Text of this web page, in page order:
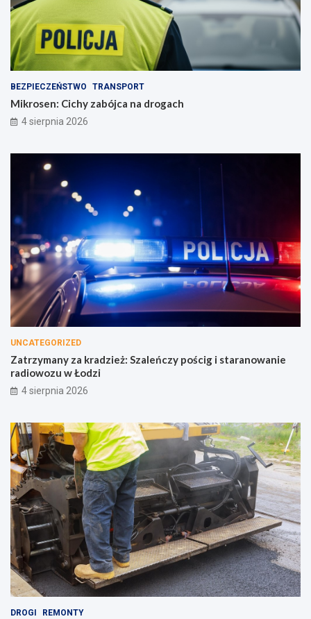
BEZPIECZEŃSTWO TRANSPORT
Mikrosen: Cichy zabójca na drogach
4 sierpnia 2026
UNCATEGORIZED
Zatrzymany za kradzież: Szaleńczy pościg i staranowanie
radiowozu w Łodzi
4 sierpnia 2026
DROGI REMONTY